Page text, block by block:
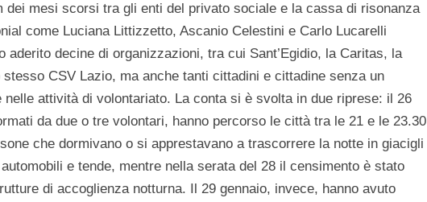
dei mesi scorsi tra gli enti del privato sociale e la cassa di risonanza
come Luciana Littizzetto, Ascanio Celestini e Carlo Lucarelli
aderito decine di organizzazioni, tra cui Sant’Egidio, la Caritas, la
CSV Lazio, ma anche tanti cittadini e cittadine senza un
nelle attività di volontariato. La conta si è svolta in due riprese: il 26
da due o tre volontari, hanno percorso le città tra le 21 e le 23.30
che dormivano o si apprestavano a trascorrere la notte in giacigli
e tende, mentre nella serata del 28 il censimento è stato
di accoglienza notturna. Il 29 gennaio, invece, hanno avuto